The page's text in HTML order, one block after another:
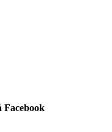
Facebook